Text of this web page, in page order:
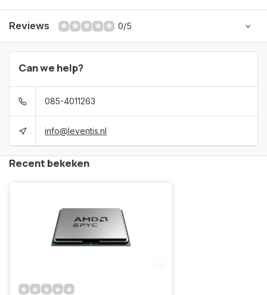
Reviews 0/5
Can we help?
085-4011263
info@leventis.nl
Recent bekeken